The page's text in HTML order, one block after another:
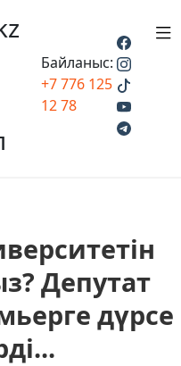
Байланыс:
+7 776 125
12 78
Депутат
дүрсе